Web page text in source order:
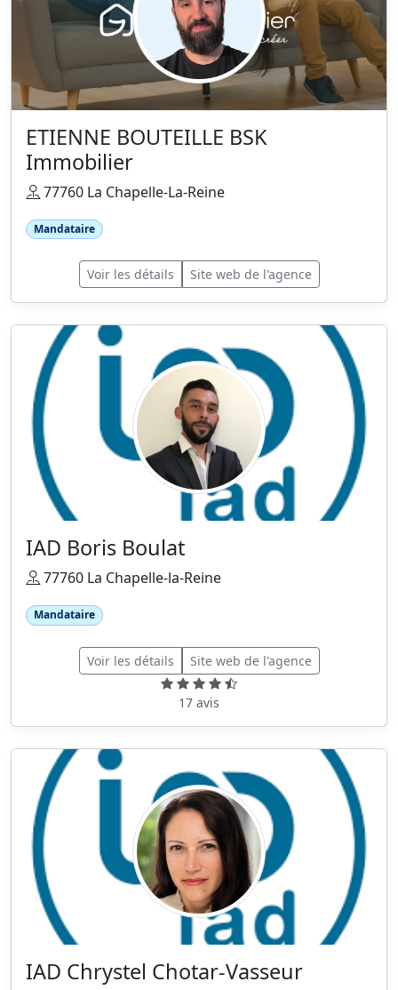
ETIENNE BOUTEILLE BSK
Immobilier
77760 La Chapelle-La-Reine
Mandataire
Voir les détails Site web de l'agence
IAD Boris Boulat
77760 La Chapelle-la-Reine
Mandataire
Voir les détails Site web de l'agence
17 avis
IAD Chrystel Chotar-Vasseur